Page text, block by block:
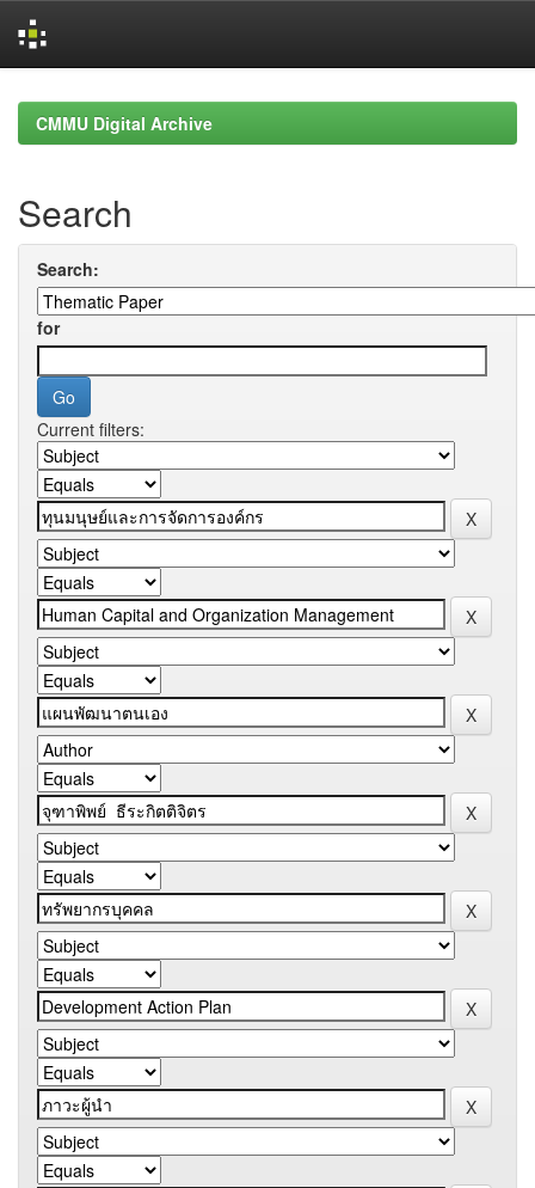
navigationCMMU Digital Archive
Search
Search:
for
Current filters: